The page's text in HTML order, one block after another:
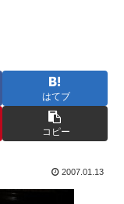
はてブ
コピー
2007.01.13